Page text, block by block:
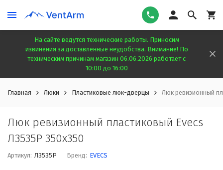
На сайте ведутся технические работы. Приносим
извинения за доставленные неудобства. Внимание! По
техническим причинам магазин 06.06.2026 работает с
10:00 до 16:00
Главная Люки Пластиковые люк-дверцы Люк ревизионный
Люк ревизионный пластиковый Evecs
Л3535Р 350x350
Артикул: Л3535Р Бренд: EVECS